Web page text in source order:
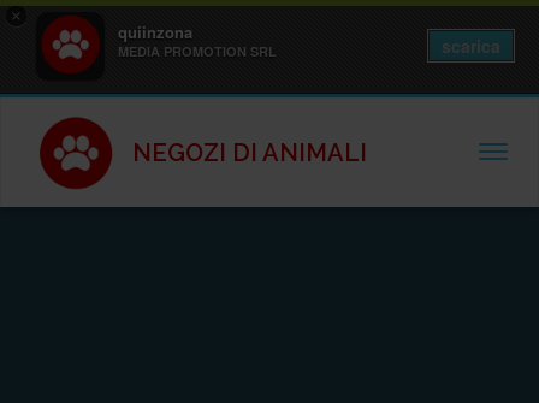
×
quiinzona
MEDIA PROMOTION SRL scarica
NEGOZI DI ANIMALI